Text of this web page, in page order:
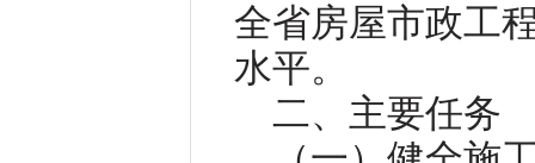
全省房屋市政工
水平。
二、主要任务